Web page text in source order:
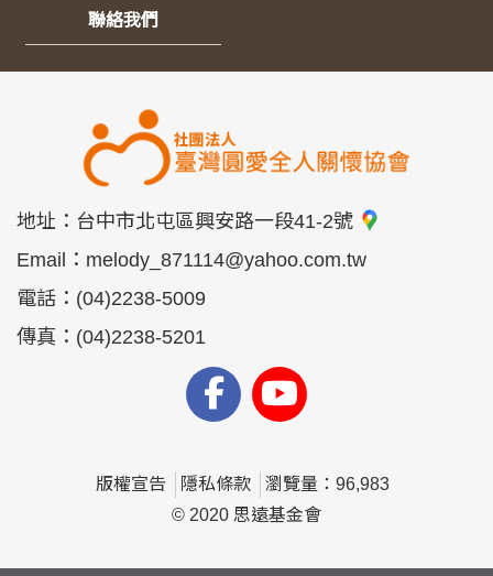
聯絡我們
地址： 台中市北屯區興安路一段41-2號
Email： melody_871114@yahoo.com.tw
電話： (04)2238-5009
傳真： (04)2238-5201
版權宣告 隱私條款
瀏覽量：96,983
© 2020 思遠基金會